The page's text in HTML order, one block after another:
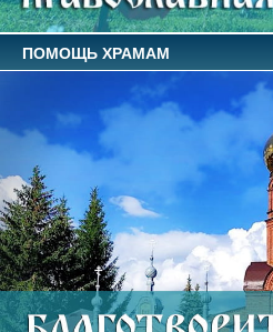
ПОМОЩЬ ХРАМАМ